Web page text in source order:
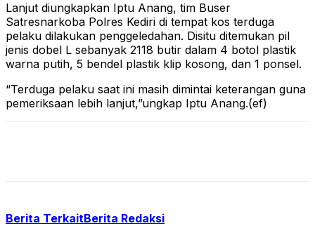
Lanjut diungkapkan Iptu Anang, tim Buser
Satresnarkoba Polres Kediri di tempat kos terduga
pelaku dilakukan penggeledahan. Disitu ditemukan pil
jenis dobel L sebanyak 2118 butir dalam 4 botol plastik
warna putih, 5 bendel plastik klip kosong, dan 1 ponsel.
“Terduga pelaku saat ini masih dimintai keterangan guna
pemeriksaan lebih lanjut,”ungkap Iptu Anang.(ef)
Berita TerkaitBerita Redaksi